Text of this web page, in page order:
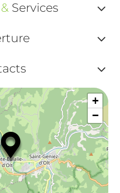
ou
& Services
ou
ou
et
ou
+
−